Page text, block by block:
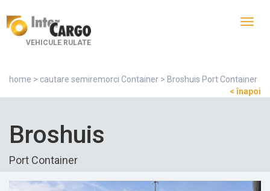
VEHICULE RULATE
home > cautare semiremorci Container > Broshuis Port Container
< înapoi
Broshuis
Port Container